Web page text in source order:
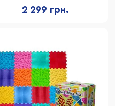
2 299 грн.